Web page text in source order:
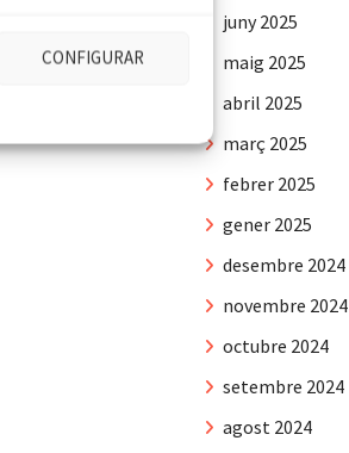
CONFIGURAR
juny 2025
maig 2025
abril 2025
març 2025
febrer 2025
gener 2025
desembre 2024
novembre 2024
octubre 2024
setembre 2024
agost 2024